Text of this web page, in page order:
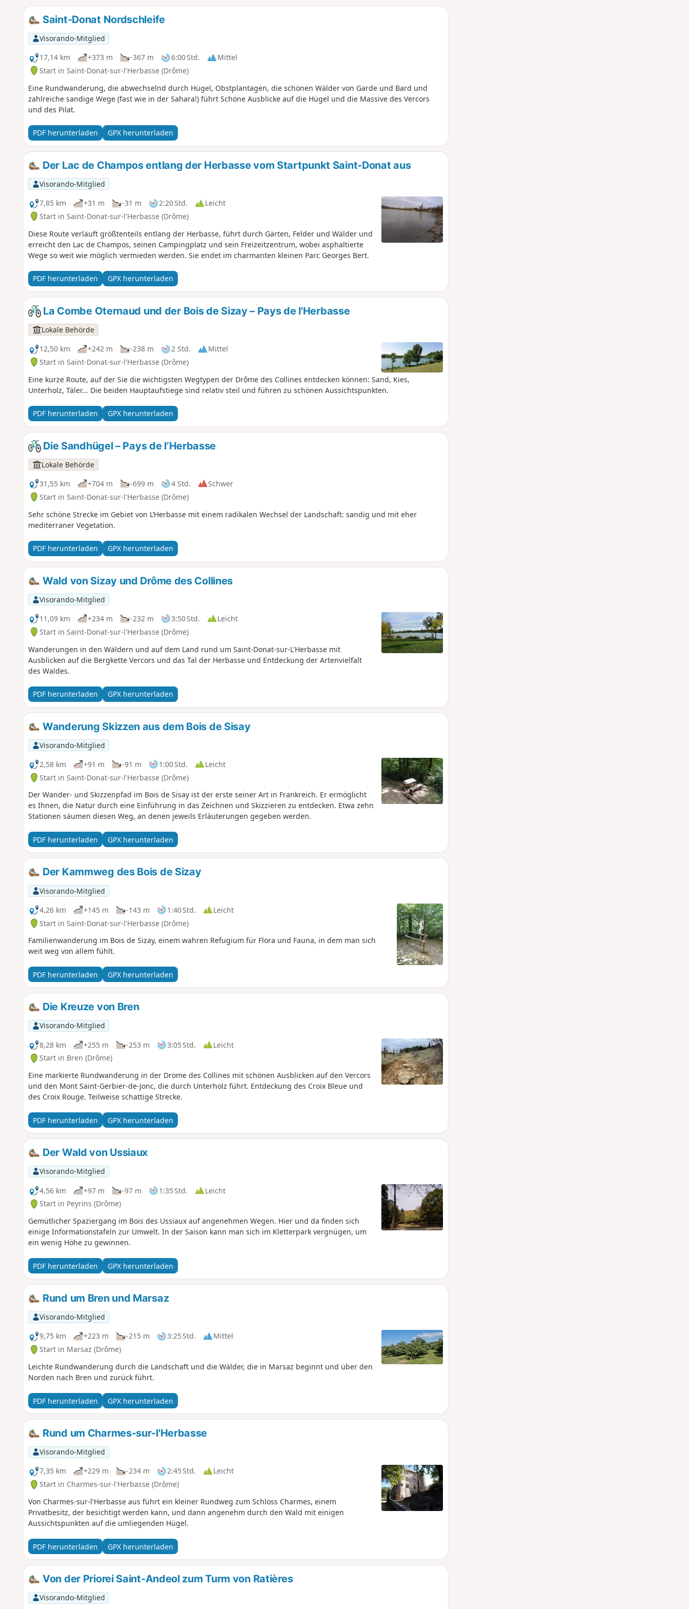
Saint-Donat Nordschleife
Visorando-Mitglied
17,14 km
+373 m -367 m 6:00 Std.
Mittel
Start in Saint-Donat-sur-l'Herbasse (Drôme)
Eine Rundwanderung, die abwechselnd durch Hügel, Obstplantagen, die schönen Wälder von Garde und Bard und
zahlreiche sandige Wege (fast wie in der Sahara!) führt Schöne Ausblicke auf die Hügel und die Massive des Vercors
und des Pilat.
PDF herunterladen GPX herunterladen
Der Lac de Champos entlang der Herbasse vom Startpunkt Saint-Donat aus
Visorando-Mitglied
7,85 km
+31 m -31 m 2:20 Std.
Leicht
Start in Saint-Donat-sur-l'Herbasse (Drôme)
Diese Route verläuft größtenteils entlang der Herbasse, führt durch Gärten, Felder und Wälder und
erreicht den Lac de Champos, seinen Campingplatz und sein Freizeitzentrum, wobei asphaltierte
Wege so weit wie möglich vermieden werden. Sie endet im charmanten kleinen Parc Georges Bert.
PDF herunterladen GPX herunterladen
La Combe Oternaud und der Bois de Sizay – Pays de l'Herbasse
Lokale Behörde
12,50 km
+242 m -238 m 2 Std.
Mittel
Start in Saint-Donat-sur-l'Herbasse (Drôme)
Eine kurze Route, auf der Sie die wichtigsten Wegtypen der Drôme des Collines entdecken können: Sand, Kies,
Unterholz, Täler... Die beiden Hauptaufstiege sind relativ steil und führen zu schönen Aussichtspunkten.
PDF herunterladen GPX herunterladen
Die Sandhügel – Pays de l’Herbasse
Lokale Behörde
31,55 km
+704 m -699 m 4 Std.
Schwer
Start in Saint-Donat-sur-l'Herbasse (Drôme)
Sehr schöne Strecke im Gebiet von L’Herbasse mit einem radikalen Wechsel der Landschaft: sandig und mit eher
mediterraner Vegetation.
PDF herunterladen GPX herunterladen
Wald von Sizay und Drôme des Collines
Visorando-Mitglied
11,09 km
+234 m -232 m 3:50 Std.
Leicht
Start in Saint-Donat-sur-l'Herbasse (Drôme)
Wanderungen in den Wäldern und auf dem Land rund um Saint-Donat-sur-L'Herbasse mit
Ausblicken auf die Bergkette Vercors und das Tal der Herbasse und Entdeckung der Artenvielfalt
des Waldes.
PDF herunterladen GPX herunterladen
Wanderung Skizzen aus dem Bois de Sisay
Visorando-Mitglied
2,58 km
+91 m -91 m 1:00 Std.
Leicht
Start in Saint-Donat-sur-l'Herbasse (Drôme)
Der Wander- und Skizzenpfad im Bois de Sisay ist der erste seiner Art in Frankreich. Er ermöglicht
es Ihnen, die Natur durch eine Einführung in das Zeichnen und Skizzieren zu entdecken. Etwa zehn
Stationen säumen diesen Weg, an denen jeweils Erläuterungen gegeben werden.
PDF herunterladen GPX herunterladen
Der Kammweg des Bois de Sizay
Visorando-Mitglied
4,26 km
+145 m -143 m 1:40 Std.
Leicht
Start in Saint-Donat-sur-l'Herbasse (Drôme)
Familienwanderung im Bois de Sizay, einem wahren Refugium für Flora und Fauna, in dem man sich
weit weg von allem fühlt.
PDF herunterladen GPX herunterladen
Die Kreuze von Bren
Visorando-Mitglied
8,28 km
+255 m -253 m 3:05 Std.
Leicht
Start in Bren (Drôme)
Eine markierte Rundwanderung in der Drome des Collines mit schönen Ausblicken auf den Vercors
und den Mont Saint-Gerbier-de-Jonc, die durch Unterholz führt. Entdeckung des Croix Bleue und
des Croix Rouge. Teilweise schattige Strecke.
PDF herunterladen GPX herunterladen
Der Wald von Ussiaux
Visorando-Mitglied
4,56 km
+97 m -97 m 1:35 Std.
Leicht
Start in Peyrins (Drôme)
Gemütlicher Spaziergang im Bois des Ussiaux auf angenehmen Wegen. Hier und da finden sich
einige Informationstafeln zur Umwelt. In der Saison kann man sich im Kletterpark vergnügen, um
ein wenig Höhe zu gewinnen.
PDF herunterladen GPX herunterladen
Rund um Bren und Marsaz
Visorando-Mitglied
9,75 km
+223 m -215 m 3:25 Std.
Mittel
Start in Marsaz (Drôme)
Leichte Rundwanderung durch die Landschaft und die Wälder, die in Marsaz beginnt und über den
Norden nach Bren und zurück führt.
PDF herunterladen GPX herunterladen
Rund um Charmes-sur-l'Herbasse
Visorando-Mitglied
7,35 km
+229 m -234 m 2:45 Std.
Leicht
Start in Charmes-sur-l'Herbasse (Drôme)
Von Charmes-sur-l'Herbasse aus führt ein kleiner Rundweg zum Schloss Charmes, einem
Privatbesitz, der besichtigt werden kann, und dann angenehm durch den Wald mit einigen
Aussichtspunkten auf die umliegenden Hügel.
PDF herunterladen GPX herunterladen
Von der Priorei Saint-Andeol zum Turm von Ratières
Visorando-Mitglied